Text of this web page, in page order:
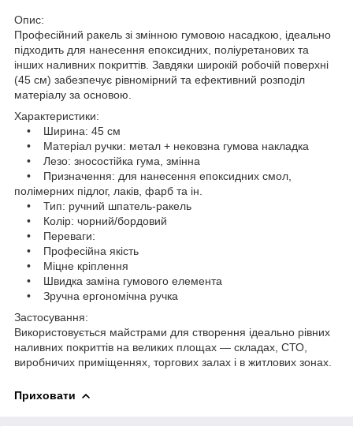
Опис:
Професійний ракель зі змінною гумовою насадкою, ідеально
підходить для нанесення епоксидних, поліуретанових та
інших наливних покриттів. Завдяки широкій робочій поверхні
(45 см) забезпечує рівномірний та ефективний розподіл
матеріалу за основою.
Характеристики:
• Ширина: 45 см
• Матеріал ручки: метал + нековзна гумова накладка
• Лезо: зносостійка гума, змінна
• Призначення: для нанесення епоксидних смол,
полімерних підлог, лаків, фарб та ін.
• Тип: ручний шпатель-ракель
• Колір: чорний/бордовий
• Переваги:
• Професійна якість
• Міцне кріплення
• Швидка заміна гумового елемента
• Зручна ергономічна ручка
Застосування:
Використовується майстрами для створення ідеально рівних
наливних покриттів на великих площах — складах, СТО,
виробничих приміщеннях, торгових залах і в житлових зонах.
Приховати